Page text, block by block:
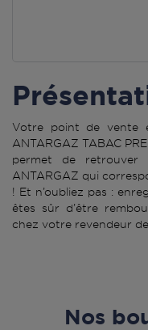
Votre point de vente
ANTARGAZ TABAC
permet de retrouver
ANTARGAZ qui
! Et n’oubliez pas :
êtes sûr d’être
chez votre revendeur
Nos